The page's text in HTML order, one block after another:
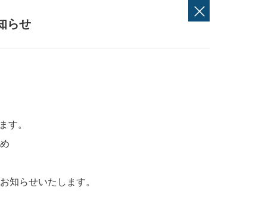
らせ
す。
知らせいたします。